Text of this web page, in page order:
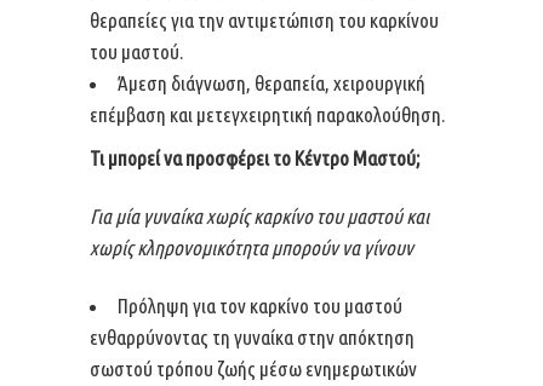
θεραπείες για την αντιμετώπιση του καρκίνου
του μαστού.
Άμεση διάγνωση, θεραπεία, χειρουργική
επέμβαση και μετεγχειρητική παρακολούθηση.
Τι μπορεί να προσφέρει το Κέντρο Μαστού;
Για μία γυναίκα χωρίς καρκίνο του μαστού και
χωρίς κληρονομικότητα μπορούν να γίνουν
Πρόληψη για τον καρκίνο του μαστού
ενθαρρύνοντας τη γυναίκα στην απόκτηση
σωστού τρόπου ζωής μέσω ενημερωτικών